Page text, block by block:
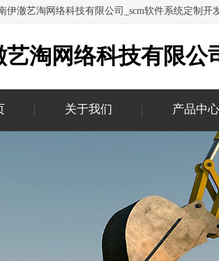
伊澈艺淘网络科技有限公司_scm软件系统定制开
艺淘网络科技有限公
关于我们 产品中心